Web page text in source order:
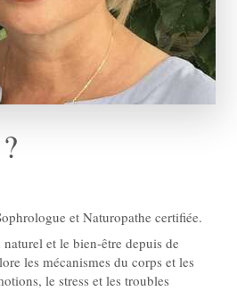
et Naturopathe certifiée.
naturel et le bien-être depuis de
les mécanismes du corps et les
le stress et les troubles